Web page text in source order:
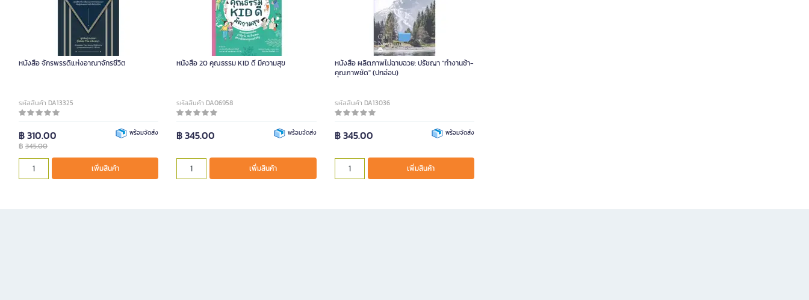
หนังสือ จักรพรรดิแห่งอาณาจักรชีวิต
รหัสสินค้า DA13325
฿ 310.00
฿ 345.00
พร้อมจัดส่ง
เพิ่มสินค้า
หนังสือ 20 คุณธรรม KID ดี มีความสุข
รหัสสินค้า DA06958
฿ 345.00 พร้อมจัดส่ง
เพิ่มสินค้า
หนังสือ ผลิตภาพไม่ฉาบฉวย: ปรัชญา "ทำงานช้า-
คุณภาพชัด" (ปกอ่อน)
รหัสสินค้า DA13036
฿ 345.00 พร้อมจัดส่ง
เพิ่มสินค้า